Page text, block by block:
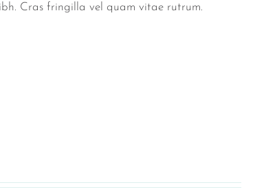
Cras fringilla vel quam vitae rutrum.